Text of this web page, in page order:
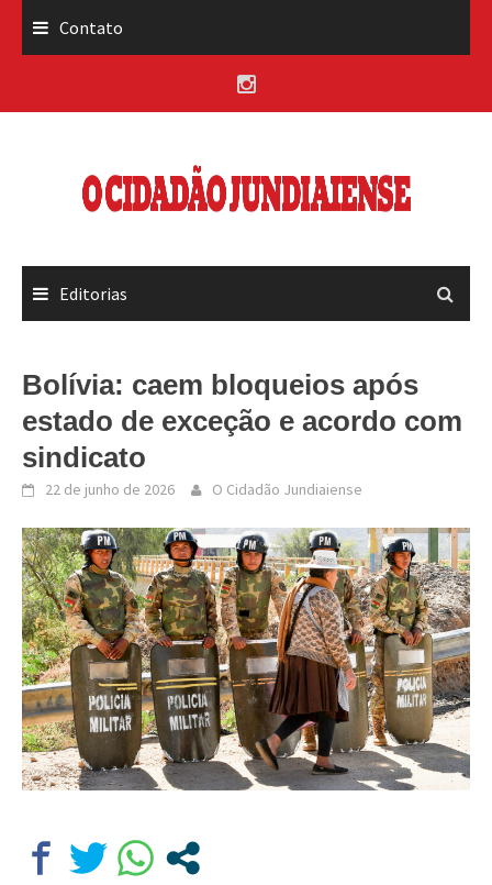
Contato
Editorias
Bolívia: caem bloqueios após
estado de exceção e acordo com
sindicato
22 de junho de 2026 O Cidadão Jundiaiense